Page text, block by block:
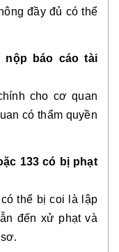
đầy đủ có thể
nộp báo cáo tài
cho cơ quan
có thẩm quyền
133 có bị phạt
thể bị coi là lập
đến xử phạt và